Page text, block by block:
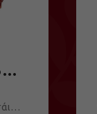
Μπανάνα Flip, Βοτανικό Τσάι